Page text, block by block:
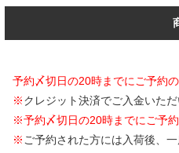
予約〆切日の20時までにご予約
※クレジット決済でご入金いた
※予約〆切日の20時までにご予
※ ご予約された方には入荷後、